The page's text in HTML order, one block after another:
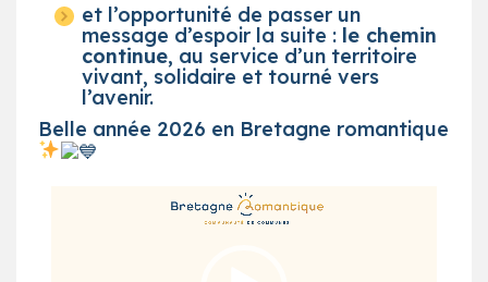
et l’opportunité de passer un
message d’espoir la suite : le chemin
continue, au service d’un territoire
vivant, solidaire et tourné vers
l’avenir.
Belle année 2026 en Bretagne romantique